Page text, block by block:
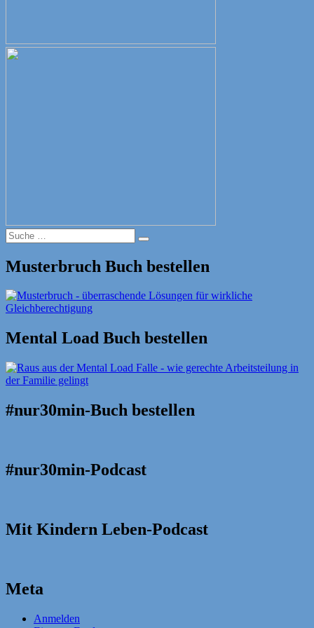
Suche
nach:
Suche
Musterbruch Buch bestellen
Mental Load Buch bestellen
#nur30min-Buch bestellen
#nur30min-Podcast
Mit Kindern Leben-Podcast
Meta
Anmelden